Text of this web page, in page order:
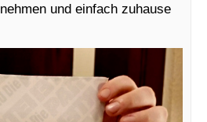
nehmen und einfach zuhause